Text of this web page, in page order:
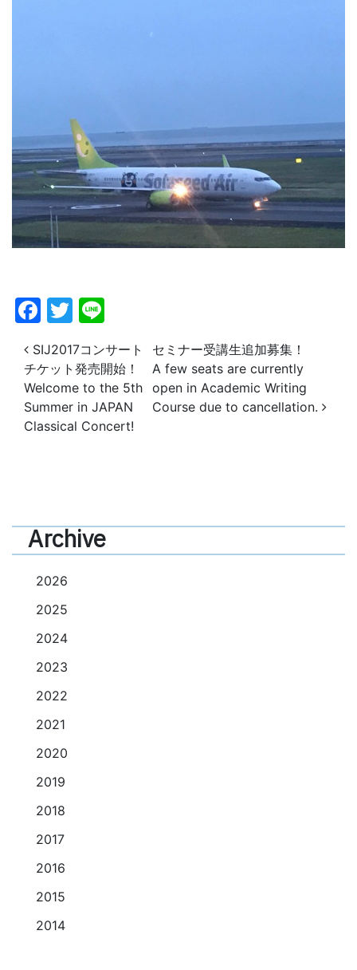
Facebook
Twitter
投稿ナビゲーション
SIJ2017コンサート
チケット発売開始！
Welcome to the 5th
Summer in JAPAN
Classical Concert!
セミナー受講生追加募集！
A few seats are currently
open in Academic Writing
Course due to cancellation.
Archive
2026
2025
2024
2023
2022
2021
2020
2019
2018
2017
2016
2015
2014